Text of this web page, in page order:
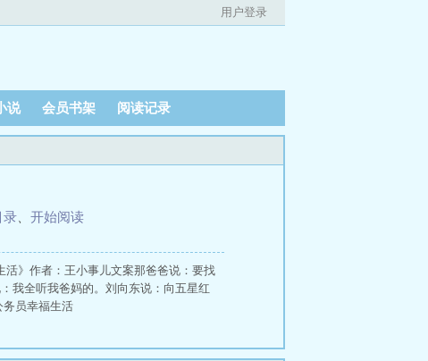
用户登录
说 会员书架 阅读记录
录
开始阅读
者：王小事儿文案那爸爸说：要找
我全听我爸妈的。刘向东说：向五星红
务员幸福生活